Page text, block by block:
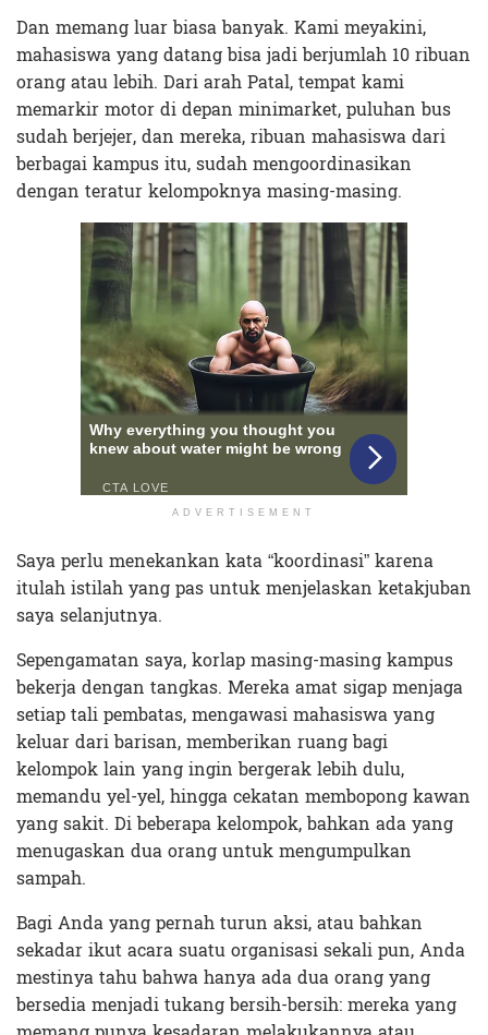
Dan memang luar biasa banyak. Kami meyakini,
mahasiswa yang datang bisa jadi berjumlah 10 ribuan
orang atau lebih. Dari arah Patal, tempat kami
memarkir motor di depan minimarket, puluhan bus
sudah berjejer, dan mereka, ribuan mahasiswa dari
berbagai kampus itu, sudah mengoordinasikan
dengan teratur kelompoknya masing-masing.
ADVERTISEMENT
Saya perlu menekankan kata “koordinasi” karena
itulah istilah yang pas untuk menjelaskan ketakjuban
saya selanjutnya.
Sepengamatan saya, korlap masing-masing kampus
bekerja dengan tangkas. Mereka amat sigap menjaga
setiap tali pembatas, mengawasi mahasiswa yang
keluar dari barisan, memberikan ruang bagi
kelompok lain yang ingin bergerak lebih dulu,
memandu yel-yel, hingga cekatan membopong kawan
yang sakit. Di beberapa kelompok, bahkan ada yang
menugaskan dua orang untuk mengumpulkan
sampah.
Bagi Anda yang pernah turun aksi, atau bahkan
sekadar ikut acara suatu organisasi sekali pun, Anda
mestinya tahu bahwa hanya ada dua orang yang
bersedia menjadi tukang bersih-bersih: mereka yang